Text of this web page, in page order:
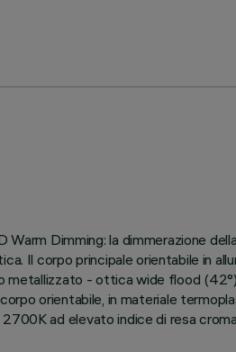
Dimming: la dimmerazione
Il corpo principale orientabile in
- ottica wide flood
orientabile, in materiale
ad elevato indice di resa